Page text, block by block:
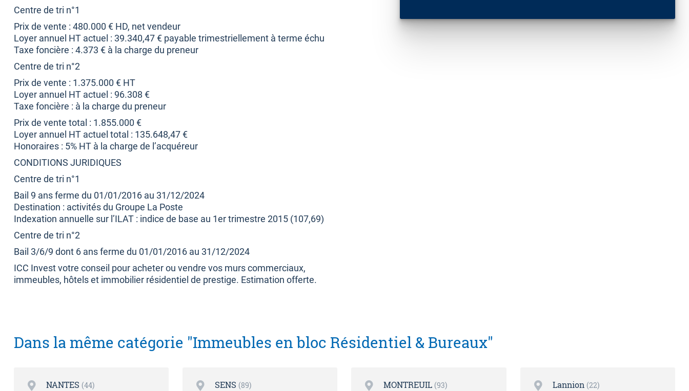
Centre de tri n°1
Prix de vente : 480.000 € HD, net vendeur
Loyer annuel HT actuel : 39.340,47 € payable trimestriellement à terme échu
Taxe foncière : 4.373 € à la charge du preneur
Centre de tri n°2
Prix de vente : 1.375.000 € HT
Loyer annuel HT actuel : 96.308 €
Taxe foncière : à la charge du preneur
Prix de vente total : 1.855.000 €
Loyer annuel HT actuel total : 135.648,47 €
Honoraires : 5% HT à la charge de l’acquéreur
CONDITIONS JURIDIQUES
Centre de tri n°1
Bail 9 ans ferme du 01/01/2016 au 31/12/2024
Destination : activités du Groupe La Poste
Indexation annuelle sur l’ILAT : indice de base au 1er trimestre 2015 (107,69)
Centre de tri n°2
Bail 3/6/9 dont 6 ans ferme du 01/01/2016 au 31/12/2024
ICC Invest votre conseil pour acheter ou vendre vos murs commerciaux,
immeubles, hôtels et immobilier résidentiel de prestige. Estimation offerte.
Dans la même catégorie "Immeubles en bloc Résidentiel & Bureaux"
NANTES 44 SENS 89 MONTREUIL 93 Lannion 22